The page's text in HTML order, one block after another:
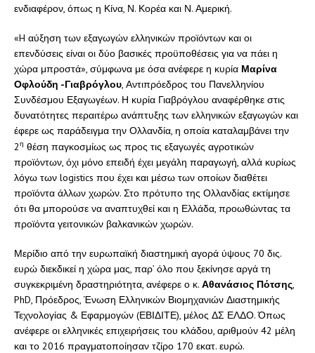
ενδιαφέρον, όπως η Κίνα, Ν. Κορέα και Ν. Αμερική.
«H αύξηση των εξαγωγών ελληνικών προϊόντων και οι
επενδύσεις είναι οι δύο βασικές προϋποθέσεις για να πάει η
χώρα μπροστά», σύμφωνα με όσα ανέφερε η κυρία Μαρίνα
Οφλούδη -Γιαβρόγλου, Αντιπρόεδρος του Πανελληνίου
Συνδέσμου Εξαγωγέων. Η κυρία Γιαβρόγλου αναφέρθηκε στις
δυνατότητες περαιτέρω ανάπτυξης των ελληνικών εξαγωγών και
έφερε ως παράδειγμα την Ολλανδία, η οποία καταλαμβάνει την
2η θέση παγκοσμίως ως προς τις εξαγωγές αγροτικών
προϊόντων, όχι μόνο επειδή έχει μεγάλη παραγωγή, αλλά κυρίως
λόγω των logistics που έχει και μέσω των οποίων διαθέτει
προϊόντα άλλων χωρών. Στο πρότυπο της Ολλανδίας εκτίμησε
ότι θα μπορούσε να αναπτυχθεί και η Ελλάδα, προωθώντας τα
προϊόντα γειτονικών βαλκανικών χωρών.
Μερίδιο από την ευρωπαϊκή διαστημική αγορά ύψους 70 δις.
ευρώ διεκδικεί η χώρα μας, παρ’ όλο που ξεκίνησε αργά τη
συγκεκριμένη δραστηριότητα, ανέφερε ο κ. Αθανάσιος Πότσης
PhD, Πρόεδρος, Ένωση Ελληνικών Βιομηχανιών Διαστημικής
Τεχνολογίας & Εφαρμογών (ΕΒΙΔΙΤΕ), μέλος ΔΣ ΕΛΔΟ. Όπως
ανέφερε οι ελληνικές επιχειρήσεις του κλάδου, αριθμούν 42 μέλη
και το 2016 πραγματοποίησαν τζίρο 170 εκατ. ευρώ.